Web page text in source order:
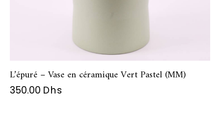
L’épuré – Vase en céramique Vert Pastel (MM)
350.00 Dhs